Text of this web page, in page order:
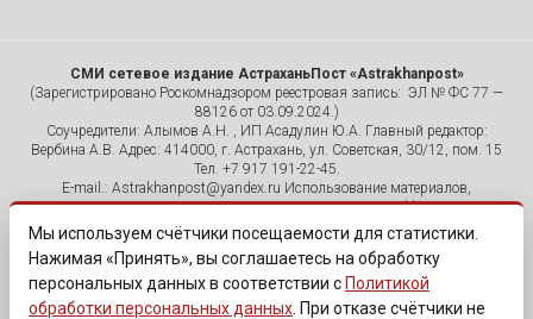
СМИ сетевое издание АстраханьПост «Astrakhanpost»
(Зарегистрировано Роскомнадзором реестровая запись: ЭЛ № ФС 77 —
88126 от 03.09.2024.)
Соучредители: Алымов А.Н. , ИП Асадулин Ю.А. Главный редактор:
Вербина А.В. Адрес: 414000, г. Астрахань, ул. Советская, 30/12, пом. 15
Тел. +7 917 191-22-45.
E-mail.: Astrakhanpost@yandex.ru Использование материалов,
размещенных на страницах сетевого издания «Astrakhanpost»,
допускается исключительно с указанием источника и публикацией
активной гиперссылки на портал Astrakhanpost.ru. Комментарии
читателей сайта размещаются без предварительного редактирования.
Редакция оставляет за собой право удалить их с сайта или
отредактировать, если указанные сообщения нарушают законы РФ.
Мы используем счётчики посещаемости для статистики.
Нажимая «Принять», вы соглашаетесь на обработку
персональных данных в соответствии с Политикой
обработки персональных данных . При отказе счётчики не